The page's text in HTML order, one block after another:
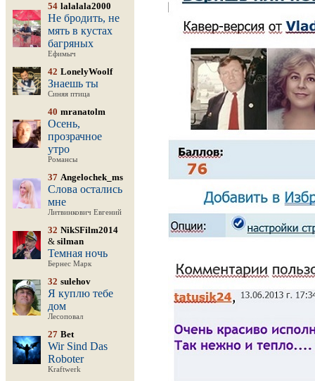
54 lalalala2000
Не бродить, не
мять в кустах
багряных
Ефимыч
42 LonelyWoolf
Знаешь ты
Синяя птица
40 mranatolm
Осень,
прозрачное
утро
Романсы
37 Angelochek_ms
Слова остались
мне
Литвинкович Евгений
32 NikSFilm2014
& silman
Темная ночь
Бернес Марк
32 sulehov
Я куплю тебе
дом
Лесоповал
27 Bet
Wir Sind Das
Roboter
Kraftwerk